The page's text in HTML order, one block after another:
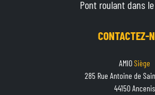
Pont roulant dans
CONTACTEZ-
AMIOSiège
285 Rue Antoine de
44150 Ancenis